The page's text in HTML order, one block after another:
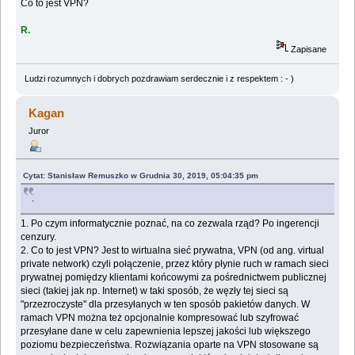
Co to jest VPN?
R.
Zapisane
Ludzi rozumnych i dobrych pozdrawiam serdecznie i z respektem : - )
Kagan
Juror
Cytat: Stanisław Remuszko w Grudnia 30, 2019, 05:04:35 pm
1. Po czym informatycznie poznać, na co zezwala rząd? Po ingerencji
cenzury.
2. Co to jest VPN? Jest to wirtualna sieć prywatna, VPN (od ang. virtual
private network) czyli połączenie, przez który płynie ruch w ramach sieci
prywatnej pomiędzy klientami końcowymi za pośrednictwem publicznej
sieci (takiej jak np. Internet) w taki sposób, że węzły tej sieci są
"przezroczyste" dla przesyłanych w ten sposób pakietów danych. W
ramach VPN można też opcjonalnie kompresować lub szyfrować
przesyłane dane w celu zapewnienia lepszej jakości lub większego
poziomu bezpieczeństwa. Rozwiązania oparte na VPN stosowane są